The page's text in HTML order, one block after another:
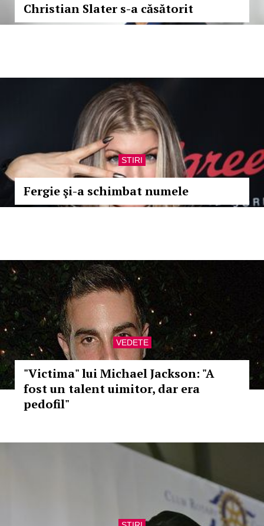
Christian Slater s-a căsătorit
STIRI
Fergie şi-a schimbat numele
VEDETE
"Victima" lui Michael Jackson: "A
fost un talent uimitor, dar era
pedofil"